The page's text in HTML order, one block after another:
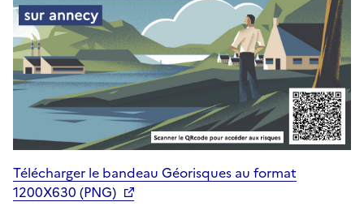
Télécharger le bandeau Géorisques au format
1200X630 (PNG)